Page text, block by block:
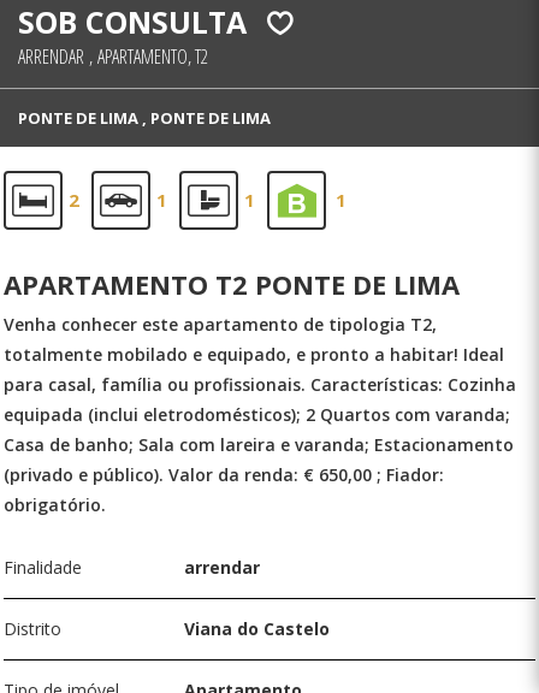
SOB CONSULTA
ARRENDAR ,APARTAMENTO, T2
PONTE DE LIMA , PONTE DE LIMA
2 1 1 1
APARTAMENTO T2 PONTE DE LIMA
Venha conhecer este apartamento de tipologia T2,
totalmente mobilado e equipado, e pronto a habitar! Ideal
para casal, família ou profissionais. Características: Cozinha
equipada (inclui eletrodomésticos); 2 Quartos com varanda;
Casa de banho; Sala com lareira e varanda; Estacionamento
(privado e público). Valor da renda: € 650,00 ; Fiador:
obrigatório.
Finalidade arrendar
Distrito Viana do Castelo